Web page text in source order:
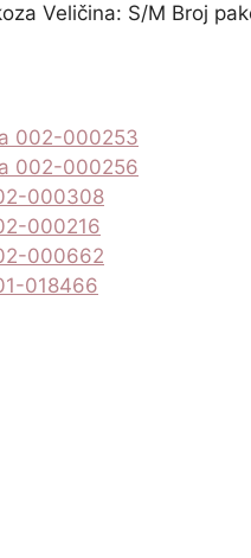
Veličina: S/M Broj
002-000253
002-000256
000308
000216
000662
018466